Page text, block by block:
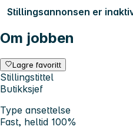
Stillingsannonsen er
Om jobben
Lagre favoritt
Stillingstittel
Butikksjef
Type ansettelse
Fast, heltid 100%